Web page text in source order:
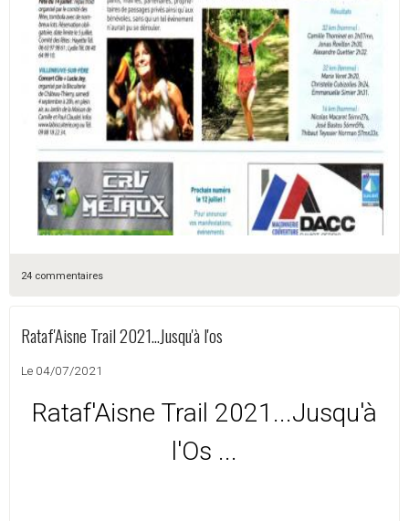
24 commentaires
Rataf'Aisne Trail 2021...Jusqu'à l'os
Le 04/07/2021
Rataf'Aisne Trail 2021...Jusqu'à
l'Os ...